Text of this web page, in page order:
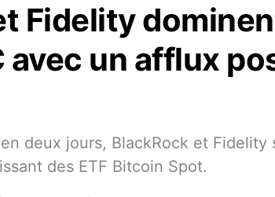
Fidelity
avec un afflux
deux jours, BlackRock et Fidelity
des ETF Bitcoin Spot.